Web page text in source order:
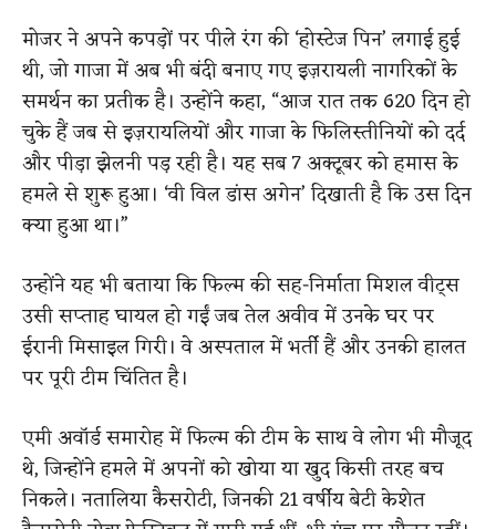
मोजर ने अपने कपड़ों पर पीले रंग की ‘होस्टेज पिन’ लगाई हुई
थी, जो गाजा में अब भी बंदी बनाए गए इज़रायली नागरिकों के
समर्थन का प्रतीक है। उन्होंने कहा, “आज रात तक 620 दिन हो
चुके हैं जब से इज़रायलियों और गाजा के फिलिस्तीनियों को दर्द
और पीड़ा झेलनी पड़ रही है। यह सब 7 अक्टूबर को हमास के
हमले से शुरू हुआ। ‘वी विल डांस अगेन’ दिखाती है कि उस दिन
क्या हुआ था।”
उन्होंने यह भी बताया कि फिल्म की सह-निर्माता मिशल वीट्स
उसी सप्ताह घायल हो गईं जब तेल अवीव में उनके घर पर
ईरानी मिसाइल गिरी। वे अस्पताल में भर्ती हैं और उनकी हालत
पर पूरी टीम चिंतित है।
एमी अवॉर्ड समारोह में फिल्म की टीम के साथ वे लोग भी मौजूद
थे, जिन्होंने हमले में अपनों को खोया या खुद किसी तरह बच
निकले। नतालिया कैसरोटी, जिनकी 21 वर्षीय बेटी केशेत